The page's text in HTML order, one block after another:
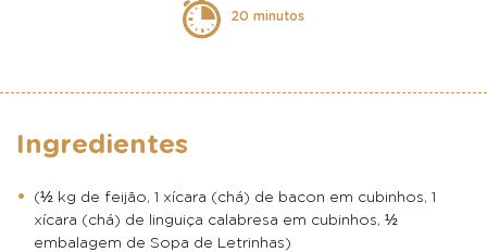
20 minutos
Ingredientes
(½ kg de feijão, 1 xícara (chá) de bacon em cubinhos, 1
xícara (chá) de linguiça calabresa em cubinhos, ½
embalagem de Sopa de Letrinhas)